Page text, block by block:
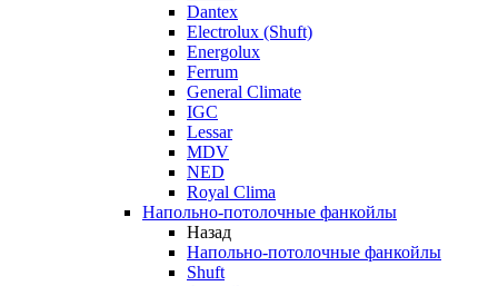
Dantex
Electrolux (Shuft)
Energolux
Ferrum
General Climate
IGC
Lessar
MDV
NED
Royal Clima
Напольно-потолочные фанкойлы
Назад
Напольно-потолочные фанкойлы
Shuft